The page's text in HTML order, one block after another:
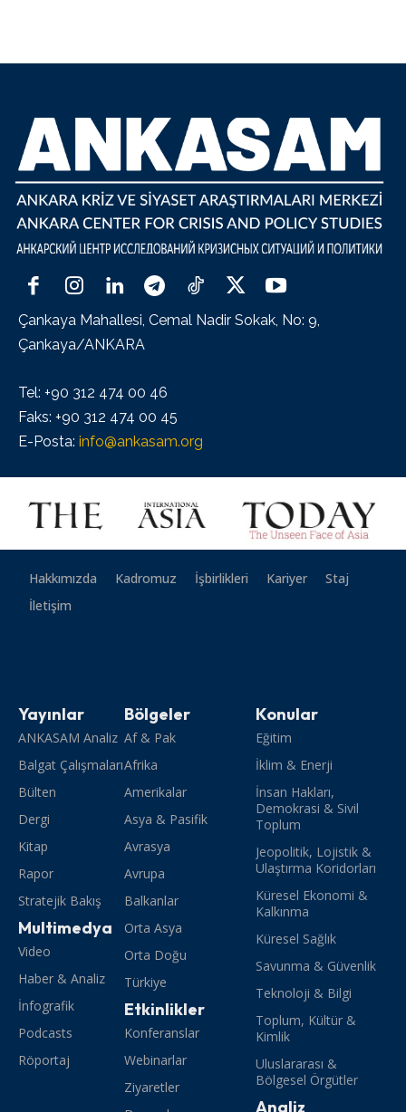
Çankaya Mahallesi, Cemal Nadir Sokak, No: 9,
Çankaya/ANKARA
Tel: +90 312 474 00 46
Faks: +90 312 474 00 45
E-Posta: info@ankasam.org
Hakkımızda Kadromuz İşbirlikleri Kariyer
Staj
İletişim
Yayınlar
ANKASAM Analiz
Balgat Çalışmaları
Bülten
Dergi
Kitap
Rapor
Stratejik Bakış
Multimedya
Video
Haber & Analiz
İnfografik
Podcasts
Röportaj
Bölgeler
Af & Pak
Afrika
Amerikalar
Asya & Pasifik
Avrasya
Avrupa
Balkanlar
Orta Asya
Orta Doğu
Türkiye
Etkinlikler
Konferanslar
Webinarlar
Ziyaretler
Konular
Eğitim
İklim & Enerji
İnsan Hakları,
Demokrasi & Sivil
Toplum
Jeopolitik, Lojistik &
Ulaştırma Koridorları
Küresel Ekonomi &
Kalkınma
Küresel Sağlık
Savunma & Güvenlik
Teknoloji & Bilgi
Toplum, Kültür &
Kimlik
Uluslararası &
Bölgesel Örgütler
Analiz